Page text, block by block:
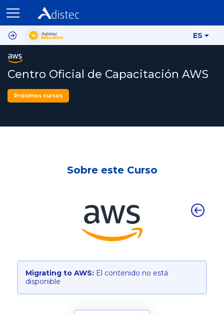
ES
Centro Oficial de Capacitación AWS
Próximos cursos
Sobre este Curso
Migrating to AWS: El contenido no está
disponible